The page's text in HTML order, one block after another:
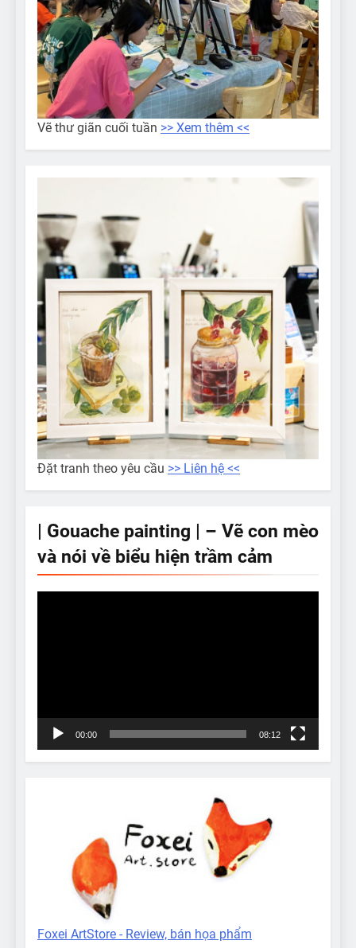
Vẽ thư giãn cuối tuần >> Xem thêm <<
Đặt tranh theo yêu cầu >> Liên hệ <<
| Gouache painting | – Vẽ con mèo
và nói về biểu hiện trầm cảm
00:00 08:12
Foxei ArtStore - Review, bán họa phẩm